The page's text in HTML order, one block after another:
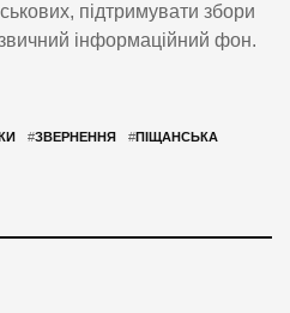
підтримувати збори
інформаційний фон.
#ЗВЕРНЕННЯ #ПІЩАНСЬКА